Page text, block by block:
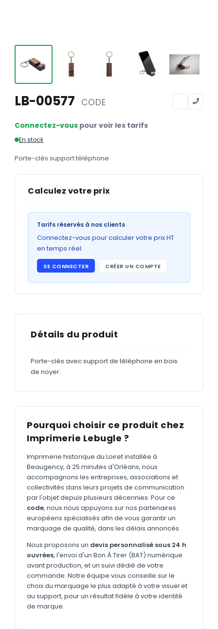
Tête de lettre
Sous-mains
Chemises
GRAND FORMAT
Abribus
ADHÉSIFS
Adhésifs vitrine
MARQUAGE TEXTILE
Tee-shirts Nouveau
Polos Nouveau
Sweatshirts
GOODIES
Catalogue complet Nouveau
Bureau & écriture
Sacs & voyages
Verres & déjeuner
Technologie
LB-00577 CODE
Connectez-vous pour voir les tarifs
En stock
Porte-clés support téléphone
Calculez votre prix
Tarifs réservés à nos clients
Connectez-vous pour calculer votre prix HT
en temps réel.
SE CONNECTER CRÉER UN COMPTE
Détails du produit
Porte-clés avec support de téléphone en bois
de noyer.
Pourquoi choisir ce produit chez
Imprimerie Lebugle ?
Imprimerie historique du Loiret installée à
Beaugency, à 25 minutes d'Orléans, nous
accompagnons les entreprises, associations et
collectivités dans leurs projets de communication
par l'objet depuis plusieurs décennies. Pour ce
code, nous nous appuyons sur nos partenaires
européens spécialisés afin de vous garantir un
marquage de qualité, dans les délais annoncés.
Nous proposons un devis personnalisé sous 24 h
ouvrées, l'envoi d'un Bon À Tirer (BAT) numérique
avant production, et un suivi dédié de votre
commande. Notre équipe vous conseille sur le
choix du marquage le plus adapté à votre visuel et
au support, pour un résultat fidèle à votre identité
de marque.